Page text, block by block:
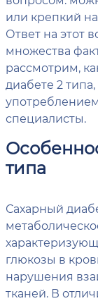
или крепкий
Ответ на этот
множества
рассмотрим,
диабете 2
специалисты.
типа
Сахарный
глюкозы в
нарушения
тканей. В